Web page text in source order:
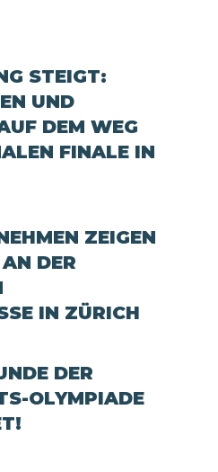
STEIGT:
UND
DEM WEG
FINALE IN
ZEIGEN
DER
IN ZÜRICH
DER
OLYMPIADE